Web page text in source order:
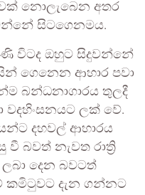
නොලැබෙන අතර
සිටගෙනමය.
විටද ඔහුට සිදුවන්නේ
ගෙනෙන ආහාර පවා
බන්ධනාගාරය තුලදී
වදහිංසනයට ලක් වේ.
දහවල් ආහාරය
බවත් නැවත රාත්‍රි
දෙන බවටත්
කමිටුවට දැන ගන්නට